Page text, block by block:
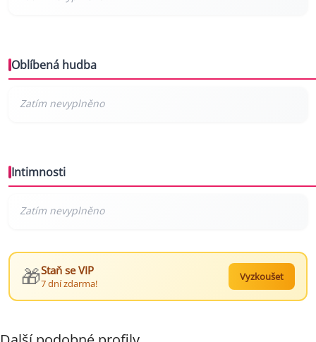
Oblíbená hudba
Intimnosti
🎁Staň se VIP
7 dní zdarma!
Vyzkoušet